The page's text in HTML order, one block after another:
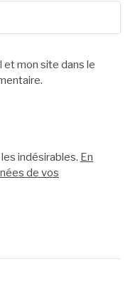
et mon site dans le
indésirables. En
de vos